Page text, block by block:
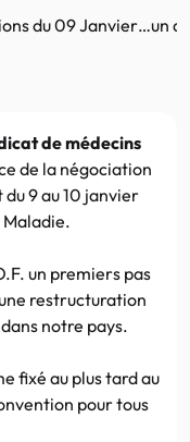
du 09 Janvier…un
de médecins
de la négociation
9 au 10 janvier
Maladie.
un premiers pas
restructuration
notre pays.
fixé au plus tard au
pour tous